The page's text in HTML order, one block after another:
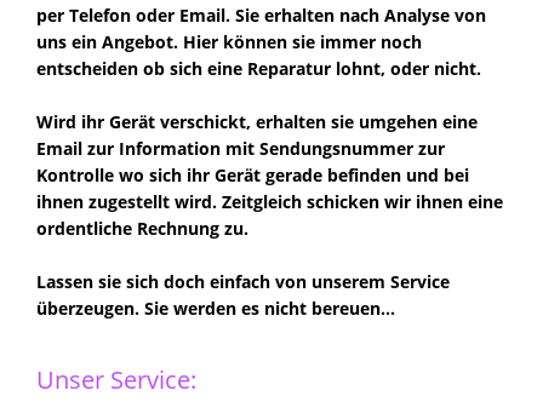
per Telefon oder Email. Sie erhalten nach Analyse von
uns ein Angebot. Hier können sie immer noch
entscheiden ob sich eine Reparatur lohnt, oder nicht.
Wird ihr Gerät verschickt, erhalten sie umgehen eine
Email zur Information mit Sendungsnummer zur
Kontrolle wo sich ihr Gerät gerade befinden und bei
ihnen zugestellt wird. Zeitgleich schicken wir ihnen eine
ordentliche Rechnung zu.
Lassen sie sich doch einfach von unserem Service
überzeugen. Sie werden es nicht bereuen...
Unser Service: